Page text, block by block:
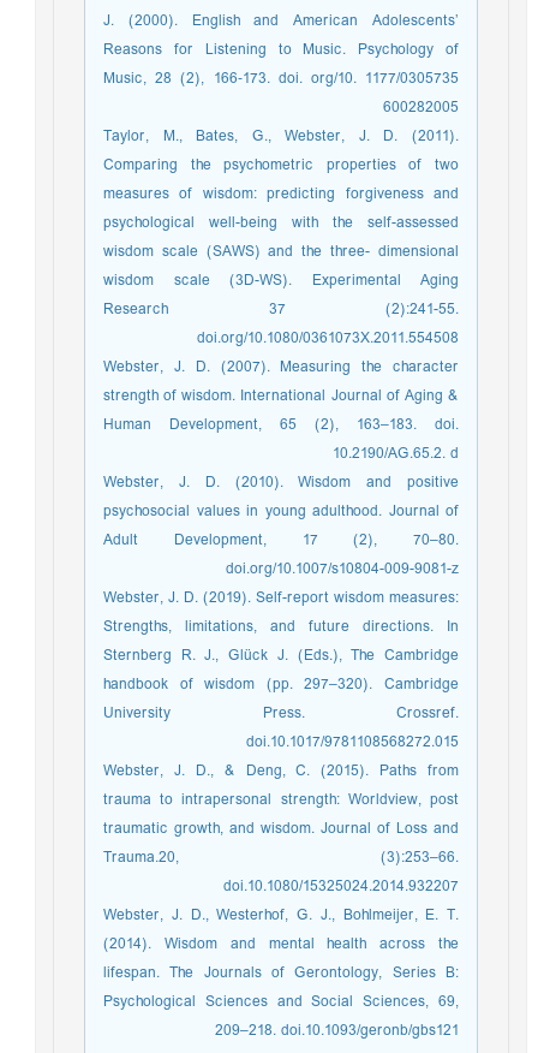
J. (2000). English and American Adolescents’
Reasons for Listening to Music. Psychology of
Music, 28 (2), 166‑173. doi. org/10. 1177/0305735
600282005
Taylor, M., Bates, G., Webster, J. D. (2011).
Comparing the psychometric properties of two
measures of wisdom: predicting forgiveness and
psychological well-being with the self-assessed
wisdom scale (SAWS) and the three- dimensional
wisdom scale (3D-WS). Experimental Aging
Research 37 (2):241-55.
doi.org/10.1080/0361073X.2011.554508
Webster, J. D. (2007). Measuring the character
strength of wisdom. International Journal of Aging &
Human Development, 65 (2), 163–183. doi.
10.2190/AG.65.2. d
Webster, J. D. (2010). Wisdom and positive
psychosocial values in young adulthood. Journal of
Adult Development, 17 (2), 70–80.
doi.org/10.1007/s10804-009-9081-z
Webster, J. D. (2019). Self-report wisdom measures:
Strengths, limitations, and future directions. In
Sternberg R. J., Glück J. (Eds.), The Cambridge
handbook of wisdom (pp. 297–320). Cambridge
University Press. Crossref.
doi.10.1017/9781108568272.015
Webster, J. D., & Deng, C. (2015). Paths from
trauma to intrapersonal strength: Worldview, post
traumatic growth, and wisdom. Journal of Loss and
Trauma.20, (3):253–66.
doi.10.1080/15325024.2014.932207
Webster, J. D., Westerhof, G. J., Bohlmeijer, E. T.
(2014). Wisdom and mental health across the
lifespan. The Journals of Gerontology, Series B:
Psychological Sciences and Social Sciences, 69,
209–218. doi.10.1093/geronb/gbs121